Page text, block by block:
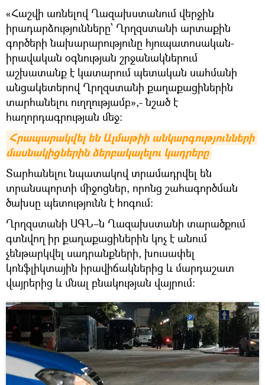
«Հաշվի առնելով Ղազախստանում վերջին
իրադարձությունները՝ Ղրղզստանի արտաքին
գործերի նախարարությունը հյուպատոսական-
իրավական օգնության շրջանակներում
աշխատանք է կատարում պետական սահմանի
անցակետերով Ղրղզստանի քաղաքացիներին
տարհանելու ուղղությամբ»,- նշած է
հաղորդագրության մեջ։
Հրապարակվել են Ալմաթիի անկարգությունների
մասնակիցներին ձերբակալելու կադրերը
Տարհանելու նպատակով տրամադրվել են
տրանսպորտի միջոցներ, որոնց շահագործման
ծախսը պետությունն է հոգում:
Ղրղզստանի ԱԳՆ–ն Ղազախստանի տարածքում
գտնվող իր քաղաքացիներին կոչ է անում
չենթարկվել սադրանքների, խուսափել
կոնֆլիկտային իրավիճակներից և մարդաշատ
վայրերից և մնալ բնակության վայրում: